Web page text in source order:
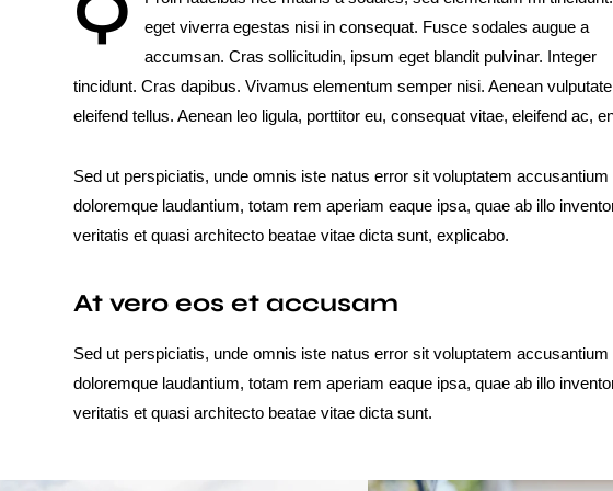
eget viverra egestas nisi in consequat. Fusce sodales augue a
accumsan. Cras sollicitudin, ipsum eget blandit pulvinar. Integer
tincidunt. Cras dapibus. Vivamus elementum semper nisi. Aenean vulputate
eleifend tellus. Aenean leo ligula, porttitor eu, consequat vitae, eleifend ac,
Sed ut perspiciatis, unde omnis iste natus error sit voluptatem accusantium
doloremque laudantium, totam rem aperiam eaque ipsa, quae ab illo
veritatis et quasi architecto beatae vitae dicta sunt, explicabo.
At vero eos et accusam
Sed ut perspiciatis, unde omnis iste natus error sit voluptatem accusantium
doloremque laudantium, totam rem aperiam eaque ipsa, quae ab illo
veritatis et quasi architecto beatae vitae dicta sunt.